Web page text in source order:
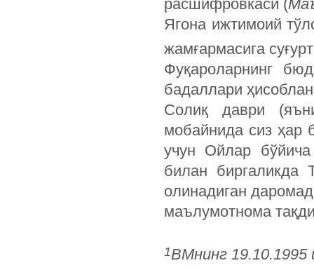
расшифровкаси (
Ягона ижтимоий
жамғармасига
Фуқароларнинг
бадаллари
Солиқ даври
мобайнида сиз ҳар
учун Ойлар
билан биргаликда
олинадиган
маълумотнома
1ВМнинг 19.10.1995